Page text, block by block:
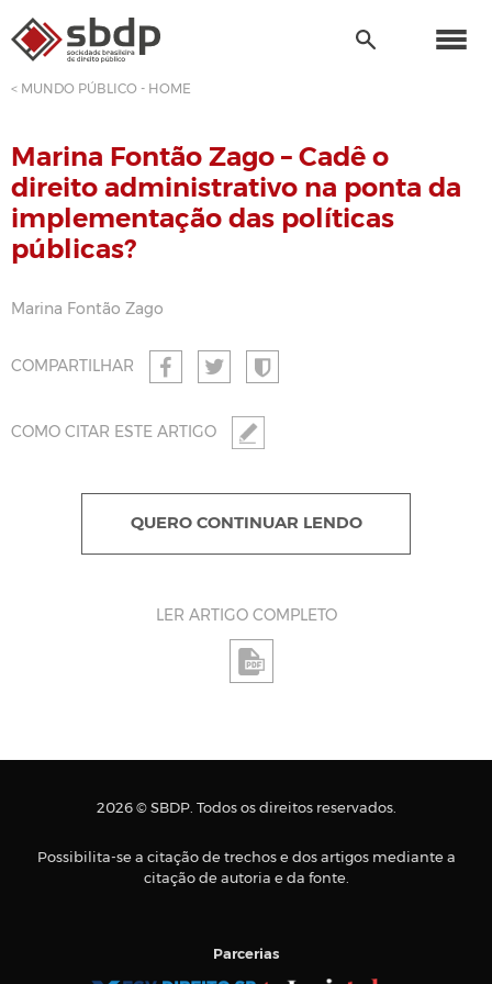
< MUNDO PÚBLICO - HOME
Marina Fontão Zago – Cadê o
direito administrativo na ponta da
implementação das políticas
públicas?
COMPARTILHAR
Marina Fontão Zago
QUERO CONTINUAR LENDO
LER ARTIGO COMPLETO
COMO CITAR ESTE ARTIGO
2026 © SBDP. Todos os direitos reservados.
Possibilita-se a citação de trechos e dos artigos mediante a
citação de autoria e da fonte.
Parcerias